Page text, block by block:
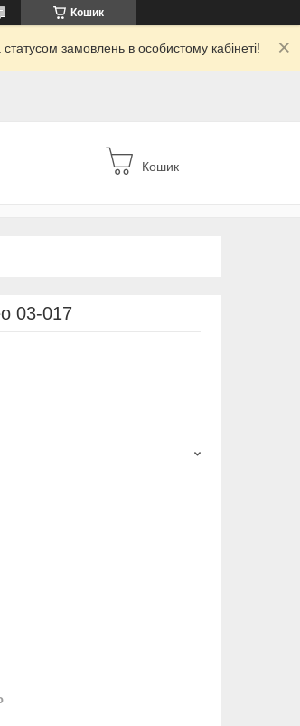
Кошик
замовлень в особистому кабінеті!
Кошик
03-017